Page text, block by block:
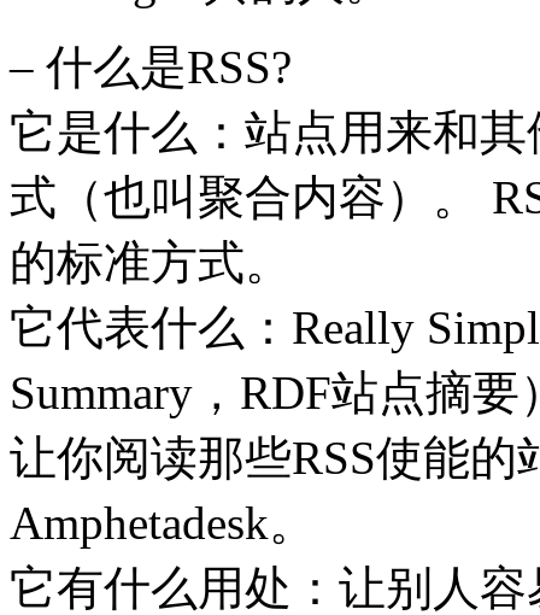
– 什么是RSS?
它是什么：站点用来和
式（也叫聚合内容）。
的标准方式。
它代表什么：Really
Summary，RDF站点摘
让你阅读那些RSS使能的
Amphetadesk。
它有什么用处：让别人